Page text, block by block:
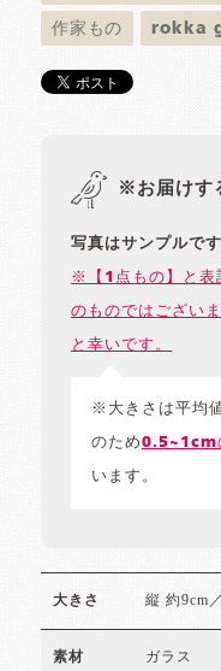
作家もの rokka
※お届けす
写真はサンプルです
※【1点もの】と表
のものではござい
と幸いです。
※大きさは平均
のため0.5~1cm
います。
大きさ 縦 約9cm
素材 ガラス